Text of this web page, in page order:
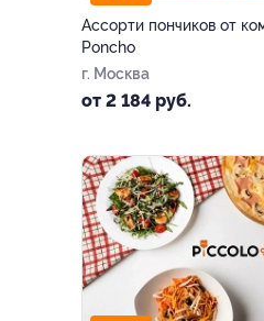
Ассорти пончиков от
Poncho
г. Москва
от 2 184 руб.